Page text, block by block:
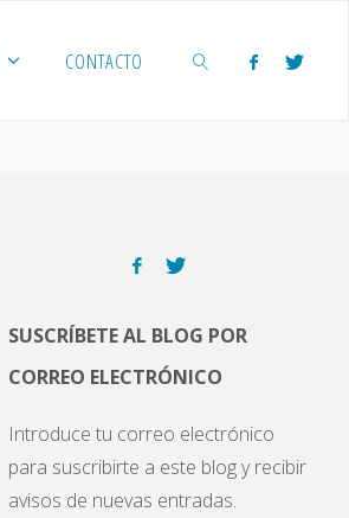
CONTACTO
SUSCRÍBETE AL BLOG POR
CORREO ELECTRÓNICO
Introduce tu correo electrónico
para suscribirte a este blog y recibir
avisos de nuevas entradas.